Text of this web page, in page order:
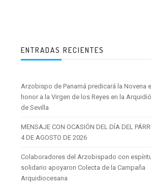
ENTRADAS RECIENTES
Arzobispo de Panamá predicará la Novena
honor a la Virgen de los Reyes en la
de Sevilla
MENSAJE CON OCASIÓN DEL DÍA DEL
4 DE AGOSTO DE 2026
Colaboradores del Arzobispado con
solidario apoyaron Colecta de la Campaña
Arquidiocesana